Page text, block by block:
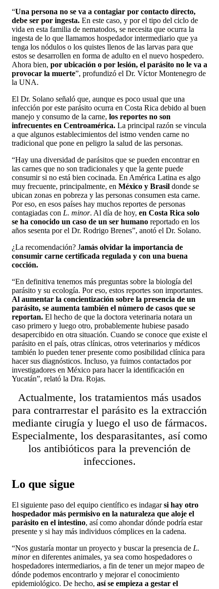
“Una persona no se va a contagiar por contacto directo,
debe ser por ingesta. En este caso, y por el tipo del ciclo de
vida en esta familia de nematodos, se necesita que ocurra la
ingesta de lo que llamamos hospedador intermediario que ya
tenga los nódulos o los quistes llenos de las larvas para que
estos se desarrollen en forma de adulto en el nuevo hospedero.
Ahora bien, por ubicación o por lesión, el parásito no le va a
provocar la muerte”, profundizó el Dr. Víctor Montenegro de
la UNA.
El Dr. Solano señaló que, aunque es poco usual que una
infección por este parásito ocurra en Costa Rica debido al buen
manejo y consumo de la carne, los reportes no son
infrecuentes en Centroamérica. La principal razón se vincula
a que algunos establecimientos del istmo venden carne no
tradicional que pone en peligro la salud de las personas.
“Hay una diversidad de parásitos que se pueden encontrar en
las carnes que no son tradicionales y que la gente puede
consumir si no está bien cocinada. En América Latina es algo
muy frecuente, principalmente, en México y Brasil donde se
ubican zonas en pobreza y las personas consumen esta carne.
Por eso, en esos países hay muchos reportes de personas
contagiadas con L. minor. Al día de hoy, en Costa Rica solo
se ha conocido un caso de un ser humano reportado en los
años sesenta por el Dr. Rodrigo Brenes”, anotó el Dr. Solano.
¿La recomendación? Jamás olvidar la importancia de
consumir carne certificada regulada y con una buena
cocción.
“En definitiva tenemos más preguntas sobre la biología del
parásito y su ecología. Por eso, estos reportes son importantes.
Al aumentar la concientización sobre la presencia de un
parásito, se aumenta también el número de casos que se
reportan. El hecho de que la doctora veterinaria notara un
caso primero y luego otro, probablemente hubiese pasado
desapercibido en otra situación. Cuando se conoce que existe el
parásito en el país, otras clínicas, otros veterinarios y médicos
también lo pueden tener presente como posibilidad clínica para
hacer sus diagnósticos. Incluso, ya fuimos contactados por
investigadores en México para hacer la identificación en
Yucatán”, relató la Dra. Rojas.
Actualmente, los tratamientos más usados
para contrarrestar el parásito es la extracción
mediante cirugía y luego el uso de fármacos.
Especialmente, los desparasitantes, así como
los antibióticos para la prevención de
infecciones.
Lo que sigue
El siguiente paso del equipo científico es indagarsi hay otro
hospedador más permisivo en la naturaleza que aloje el
parásito en el intestino, así como ahondar dónde podría estar
presente y si hay más individuos cómplices en la cadena.
“Nos gustaría montar un proyecto y buscar la presencia de L.
minoren diferentes animales, ya sea como hospedadores o
hospedadores intermediarios, a fin de tener un mejor mapeo de
dónde podemos encontrarlo y mejorar el conocimiento
epidemiológico. De hecho, así se empieza a gestar el